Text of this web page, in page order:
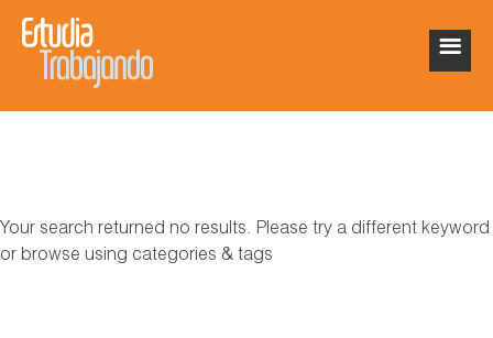
Your search returned no results. Please try a different keyword
or browse using categories & tags